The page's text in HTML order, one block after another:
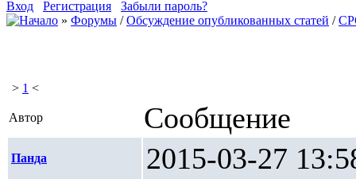
Вход
Регистрация
Забыли пароль?
» Форумы /Обсуждение опубликованных статей /
> 1 <
Автор Сообщение
Панда 2015-03-27